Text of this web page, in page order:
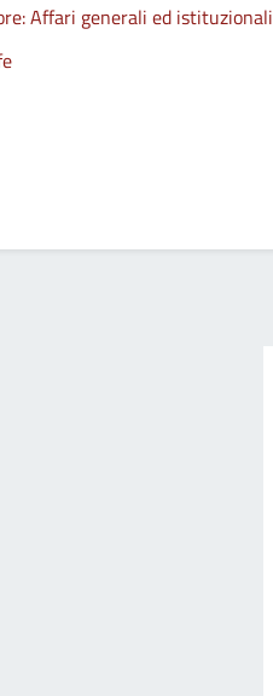
Affari generali ed istituzionali